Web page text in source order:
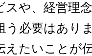
スや、経営理
う 必要はあり
えたいことが